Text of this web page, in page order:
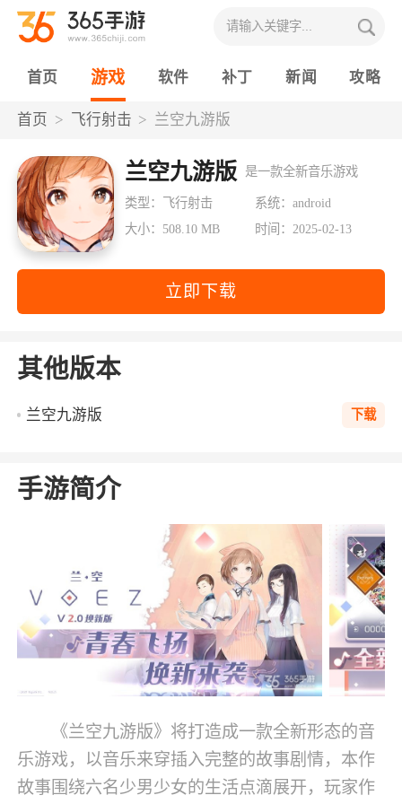
首页 游戏 软件 补丁 新闻 攻略
首页 飞行射击 兰空九游版
兰空九游版 是一款全新音乐游戏
类型：飞行射击
系统：android
大小：508.10 MB
时间：2025-02-13
立即下载
其他版本
兰空九游版 下载
手游简介
《兰空九游版》将打造成一款全新形态的音
乐游戏，以音乐来穿插入完整的故事剧情，本作
故事围绕六名少男少女的生活点滴展开，玩家作